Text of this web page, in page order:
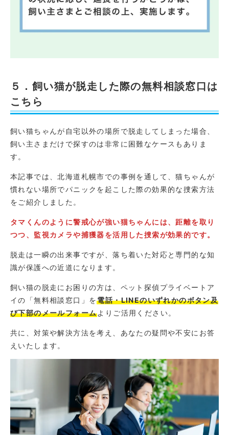
５．飼い猫が脱走した際の無料相談窓口は
こちら
飼い猫ちゃんが自宅以外の場所で脱走してしまった場合、
飼い主さまだけで探すのは非常に困難なケースもありま
す。
本記事では、北海道札幌市での事例を通して、猫ちゃんが
慣れない場所でパニックを起こした際の効果的な捜索方法
をご紹介しました。
タマくんのように警戒心が強い猫ちゃんには、距離を取り
つつ、監視カメラや捕獲器を活用した捜索が効果的です。
脱走は一瞬の出来事ですが、落ち着いた対応と専門的な知
識が保護への近道になります。
飼い猫の脱走にお困りの方は、ペット探偵プライベートア
イの「無料相談窓口」を電話・LINEのいずれかのボタン及
び下部のメールフォームよりご活用ください。
共に、対策や解決方法を考え、あなたの疑問や不安にお答
えいたします。